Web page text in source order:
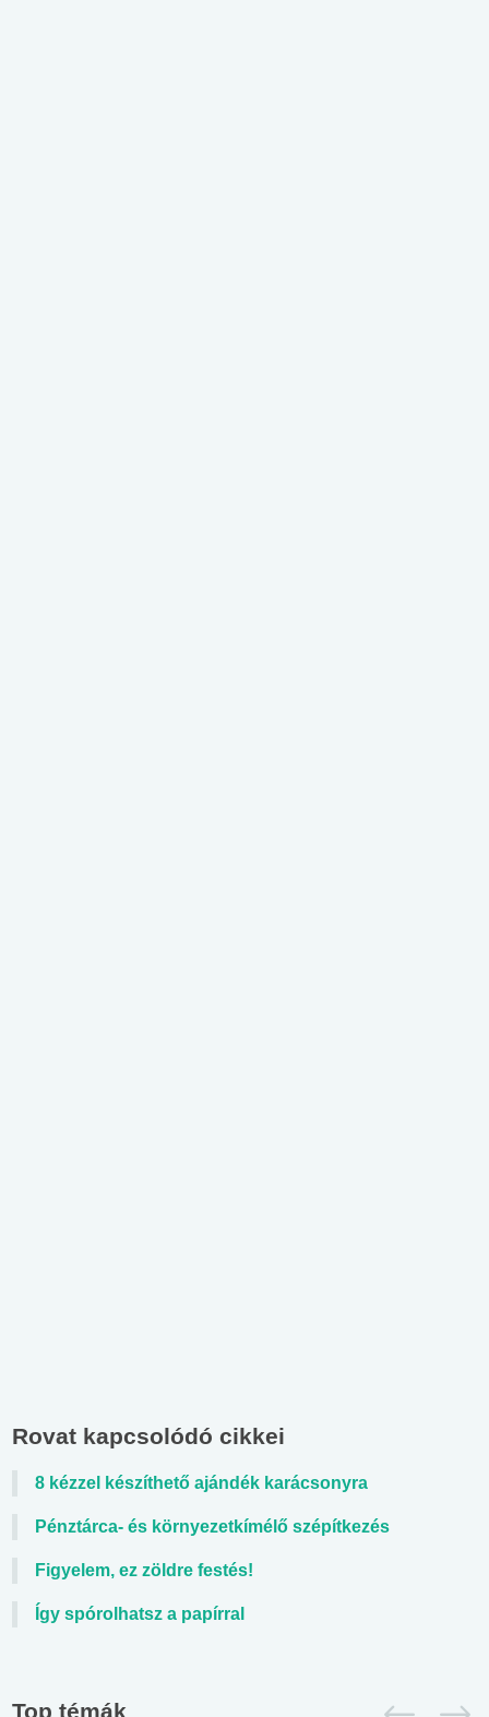
Rovat kapcsolódó cikkei
8 kézzel készíthető ajándék karácsonyra
Pénztárca- és környezetkímélő szépítkezés
Figyelem, ez zöldre festés!
Így spórolhatsz a papírral
Top témák